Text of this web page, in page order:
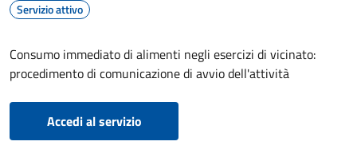
Servizio attivo
Consumo immediato di alimenti negli esercizi di vicinato:
procedimento di comunicazione di avvio dell'attività
Accedi al servizio